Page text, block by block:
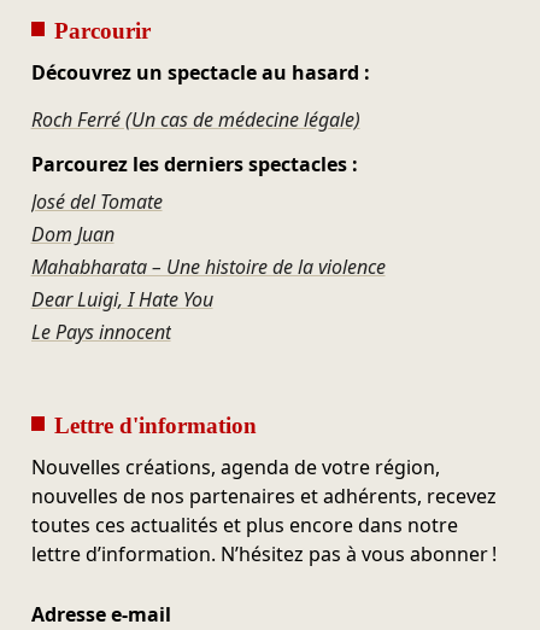
Parcourir
Découvrez un spectacle au hasard :
Roch Ferré (Un cas de médecine légale)
Parcourez les derniers spectacles :
José del Tomate
Dom Juan
Mahabharata – Une histoire de la violence
Dear Luigi, I Hate You
Le Pays innocent
Lettre d'information
Nouvelles créations, agenda de votre région,
nouvelles de nos partenaires et adhérents, recevez
toutes ces actualités et plus encore dans notre
lettre d’information. N’hésitez pas à vous abonner !
Adresse e-mail